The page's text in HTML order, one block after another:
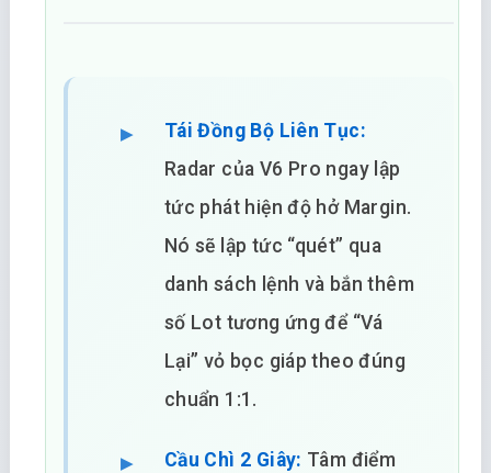
Tái Đồng Bộ Liên Tục:
Radar của V6 Pro ngay lập
tức phát hiện độ hở Margin.
Nó sẽ lập tức “quét” qua
danh sách lệnh và bắn thêm
số Lot tương ứng để “Vá
Lại” vỏ bọc giáp theo đúng
chuẩn 1:1.
Cầu Chì 2 Giây: Tâm điểm